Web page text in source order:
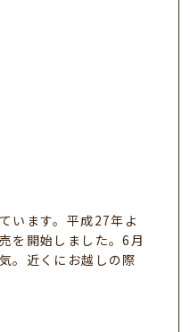
います。平成27年よ
を開始しました。6月
。近くにお越しの際